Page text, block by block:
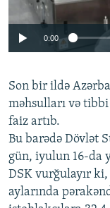
Auto
0:00
Son bir ildə
məhsulları və
faiz artıb.
Bu barədə Dövlət
gün, iyulun 16-da
DSK vurğulayır
aylarında